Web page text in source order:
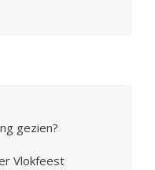
gezien?
Vlokfeest